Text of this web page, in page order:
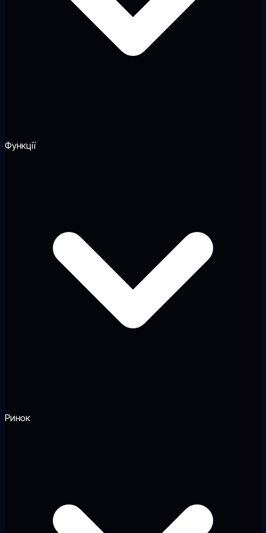
Функції
Ринок